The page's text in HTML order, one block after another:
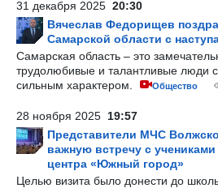
31 декабря 2025 20:30
Вячеслав Федорищев
Самарской области с
Самарская область – это
трудолюбивые и талантливые люди
сильным характером.
Общество
28 ноября 2025 19:57
Представители МЧС
важную встречу с
центра «Южный город»
Целью визита было донести до